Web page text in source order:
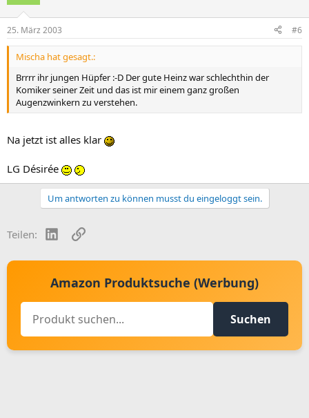
25. März 2003 #6
Mischa hat gesagt.:
Brrrr ihr jungen Hüpfer :-D Der gute Heinz war schlechthin der
Komiker seiner Zeit und das ist mir einem ganz großen
Augenzwinkern zu verstehen.
Na jetzt ist alles klar
LG Désirée
Um antworten zu können musst du eingeloggt sein.
Teilen: LinkedInLink
Amazon Produktsuche (Werbung)
Suchen